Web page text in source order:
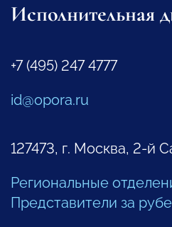
Исполнительная
+7 (495) 247 4777
id@opora.ru
127473, г. Москва, 2-й
Региональные
Представители за